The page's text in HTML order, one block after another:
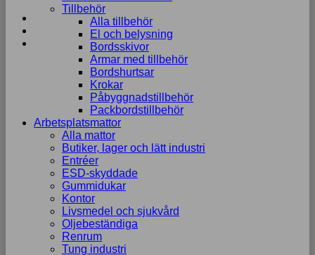
Tillbehör
Alla tillbehör
El och belysning
Bordsskivor
Armar med tillbehör
Bordshurtsar
Krokar
Påbyggnadstillbehör
Packbordstillbehör
Arbetsplatsmattor
Alla mattor
Butiker, lager och lätt industri
Entréer
ESD-skyddade
Gummidukar
Kontor
Livsmedel och sjukvård
Oljebeständiga
Renrum
Tung industri